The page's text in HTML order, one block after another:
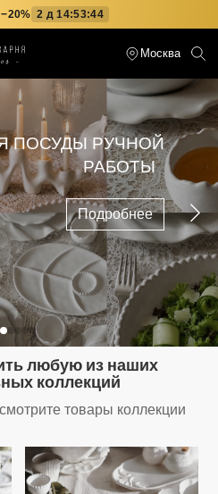
2 д 14:53:43
Москва
СВОЙ СЕРВИЗ
Подробнее
любую из наших
коллекций
товары коллекции